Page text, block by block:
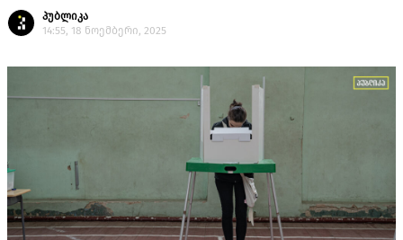
პუბლიკა
14:55, 18 ნოემბერი, 2025